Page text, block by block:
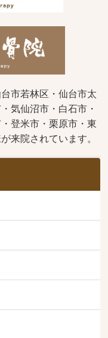
市若林区・仙台市太
気仙沼市・白石市・
登米市・栗原市・東
来院されています。